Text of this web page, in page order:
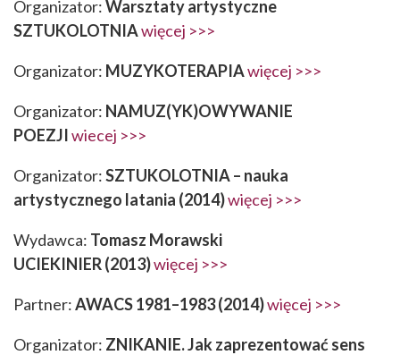
Organizator:Warsztaty artystyczne
SZTUKOLOTNIAwięcej >>>
Organizator: MUZYKOTERAPIAwięcej >>>
Organizator: NAMUZ(YK)OWYWANIE
POEZJIwiecej >>>
Organizator:SZTUKOLOTNIA – nauka
artystycznego latania (2014)więcej >>>
Wydawca: Tomasz Morawski
UCIEKINIER(2013)więcej >>>
Partner:AWACS 1981–1983 (2014)więcej >>>
Organizator: ZNIKANIE. Jak zaprezentować sens